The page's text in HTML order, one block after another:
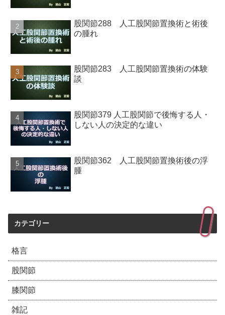
股関節288 人工股関節置換術と術後
の腫れ
股関節283 人工股関節置換術の体験
談
股関節379 人工股関節で後悔する人・
しない人の決定的な違い
股関節362 人工股関節置換術後の浮
腫
カテゴリー
格言
股関節
膝関節
雑記